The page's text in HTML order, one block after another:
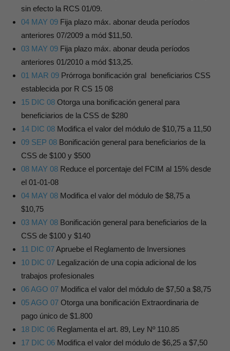
sin efecto la RCS 01/09.
04 MAY 09 Fija plazo máx. abonar deuda períodos
anteriores 07/2009 a mód $11,50.
03 MAY 09 Fija plazo máx. abonar deuda períodos
anteriores 01/2010 a mód $13,25.
01 MAR 09 Prórroga bonificación gral beneficiarios CSS
establecida por R CS 15 08
15 DIC 08 Otorga una bonificación general para
beneficiarios de la CSS de $280
14 DIC 08 Modifica el valor del módulo de $10,75 a 11,50
09 SEP 08 Bonificación general para beneficiarios de la
CSS de $100 y $500
08 MAY 08 Reduce el porcentaje del FCIM al 15% desde
el 01-01-08
04 MAY 08 Modifica el valor del módulo de $8,75 a
$10,75
03 MAY 08 Bonificación general para beneficiarios de la
CSS de $100 y $140
11 DIC 07Apruebe el Reglamento de Inversiones
10 DIC 07 Legalización de una copia adicional de los
trabajos profesionales
06 AGO 07 Modifica el valor del módulo de $7,50 a $8,75
05 AGO 07 Otorga una bonificación Extraordinaria de
pago único de $1.800
18 DIC 06 Reglamenta el art. 89, Ley Nº 110.85
17 DIC 06 Modifica el valor del módulo de $6,25 a $7,50